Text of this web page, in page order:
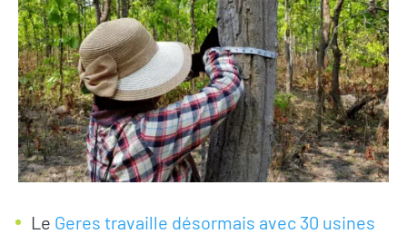
Le Geres travaille désormais avec 30 usines